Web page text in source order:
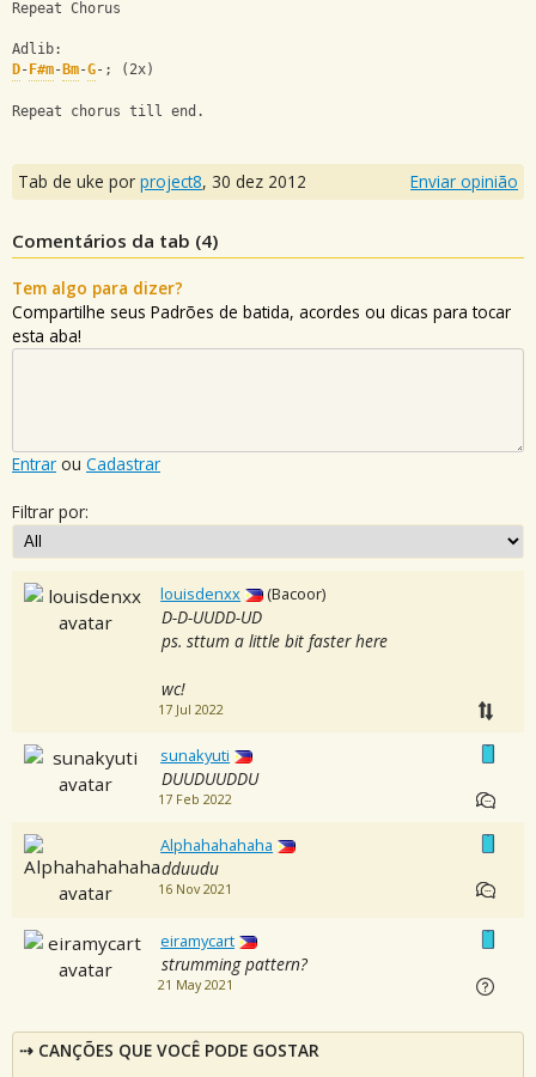
Repeat Chorus
Adlib:
D- F#m- Bm-G-; (2x)
Repeat chorus till end.
Tab de uke por project8, 30 dez 2012 Enviar opinião
Comentários da tab (4)
Tem algo para dizer?
Compartilhe seus Padrões de batida, acordes ou dicas para tocar
esta aba!
Entrar ou Cadastrar
Filtrar por:
louisdenxx (Bacoor)
D-D-UUDD-UD
ps. sttum a little bit faster here
wc!
17 Jul 2022
sunakyuti
DUUDUUDDU
17 Feb 2022
Alphahahahaha
dduudu
16 Nov 2021
eiramycart
strumming pattern?
21 May 2021
CANÇÕES QUE VOCÊ PODE GOSTAR